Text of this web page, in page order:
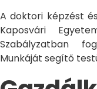
A doktori képzést
Kaposvári
Szabályzatban
Munkáját segítő